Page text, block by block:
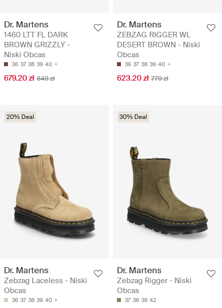
Dr. Martens
1460 LTT FL DARK
BROWN GRIZZLY -
Niski Obcas
36 37 38 39 40
679.20 zł 849 zł
Dr. Martens
ZEBZAG RIGGER WL
DESERT BROWN - Niski
Obcas
36 37 38 39 40
623.20 zł 779 zł
20% Deal
Dr. Martens
Zebzag Laceless - Niski
Obcas
36 37 38 39 40
30% Deal
Dr. Martens
Zebzag Rigger - Niski
Obcas
37 38 39 42